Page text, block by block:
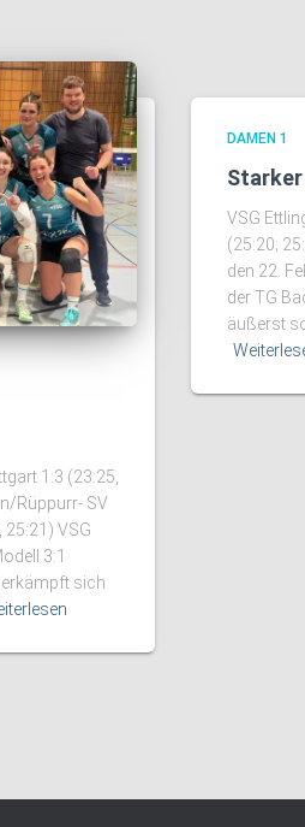
1:3 (23:25,
Rüppurr- SV
25:21) VSG
3:1
erkämpft sich
DAMEN 1
VSG
(25:20;
den 22.
der TG
äußerst